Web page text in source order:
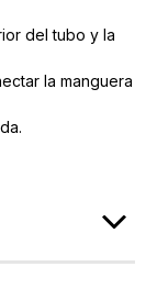
del tubo y la
la manguera